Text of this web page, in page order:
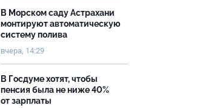
В Морском саду Астрахани
монтируют автоматическую
систему полива
вчера, 14:29
В Госдуме хотят, чтобы
пенсия была не ниже 40%
от зарплаты